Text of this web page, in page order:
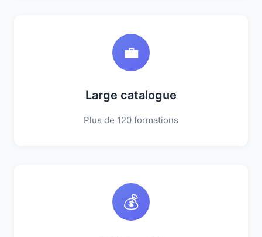
💼
Large catalogue
Plus de 120 formations
💰